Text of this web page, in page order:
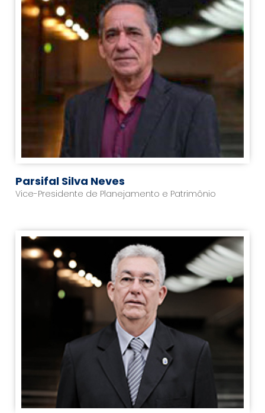
Parsifal Silva Neves
Vice-Presidente de Planejamento e Patrimônio